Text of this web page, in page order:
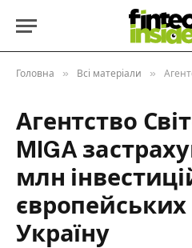
Головна » Всі матеріали » Агентство
Агентство
MIGA
млн
європейських
Україну